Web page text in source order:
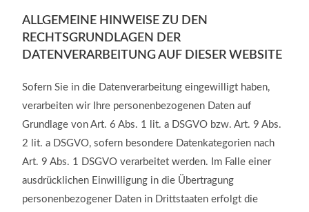
ALLGEMEINE HINWEISE ZU DEN
RECHTSGRUNDLAGEN DER
DATENVERARBEITUNG AUF DIESER WEBSITE
Sofern Sie in die Datenverarbeitung eingewilligt haben,
verarbeiten wir Ihre personenbezogenen Daten auf
Grundlage von Art. 6 Abs. 1 lit. a DSGVO bzw. Art. 9 Abs.
2 lit. a DSGVO, sofern besondere Datenkategorien nach
Art. 9 Abs. 1 DSGVO verarbeitet werden. Im Falle einer
ausdrücklichen Einwilligung in die Übertragung
personenbezogener Daten in Drittstaaten erfolgt die